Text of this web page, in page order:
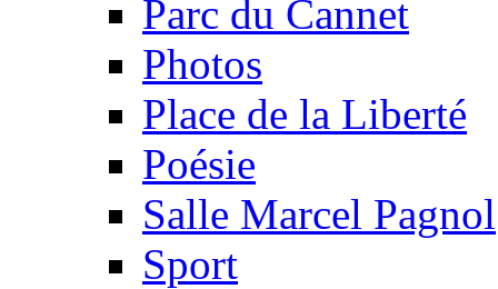
Parc du Cannet
Photos
Place de la Liberté
Poésie
Salle Marcel Pagnol
Sport